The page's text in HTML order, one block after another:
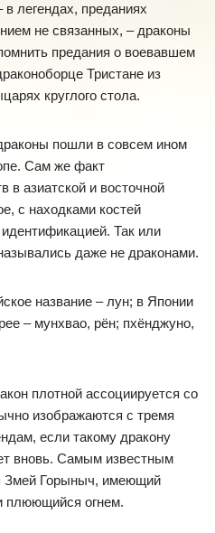
легендах, преданиях
не связанных, – драконы
предания о воевавшем
Тристане из
круглого стола.
пошли в совсем ином
Сам же факт
в азиатской и восточной
с находками костей
Так или
даже не драконами.
название – лун; в Японии
– мунхвао, рён; пхёнджуно,
плотной ассоциируется со
изображаются с тремя
если такому дракону
вновь. Самым известным
Змей Горыныч, имеющий
плюющийся огнем.